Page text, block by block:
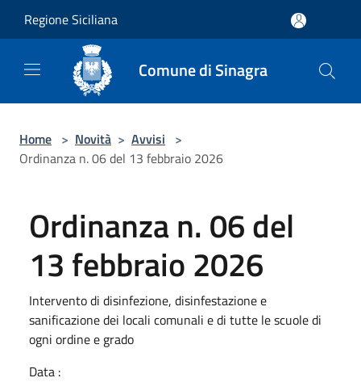
Regione Siciliana
Comune di Sinagra
Home > Novità > Avvisi >
Ordinanza n. 06 del 13 febbraio 2026
Ordinanza n. 06 del
13 febbraio 2026
Intervento di disinfezione, disinfestazione e
sanificazione dei locali comunali e di tutte le scuole di
ogni ordine e grado
Data :